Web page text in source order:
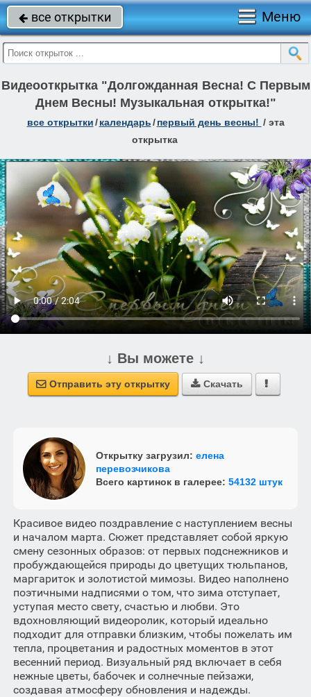
 все открытки Меню
Видеооткрытка "Долгожданная Весна! С Первым
Днем Весны! Музыкальная открытка!"
все открытки/ календарь/ первый день весны! / эта
открытка
↓ Вы можете ↓
 Отправить эту открытку  Скачать 
Открытку загрузил: елена
перевозчикова
Всего картинок в галерее: 54132 штук
Красивое видео поздравление с наступлением весны
и началом марта. Сюжет представляет собой яркую
смену сезонных образов: от первых подснежников и
пробуждающейся природы до цветущих тюльпанов,
маргариток и золотистой мимозы. Видео наполнено
поэтичными надписями о том, что зима отступает,
уступая место свету, счастью и любви. Это
вдохновляющий видеоролик, который идеально
подходит для отправки близким, чтобы пожелать им
тепла, процветания и радостных моментов в этот
весенний период. Визуальный ряд включает в себя
нежные цветы, бабочек и солнечные пейзажи,
создавая атмосферу обновления и надежды.